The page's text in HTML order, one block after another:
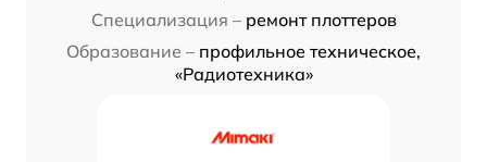
Специализация – ремонт плоттеров
Образование – профильное техническое,
«Радиотехника»